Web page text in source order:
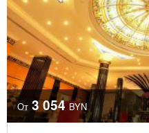
От 3 054 BYN